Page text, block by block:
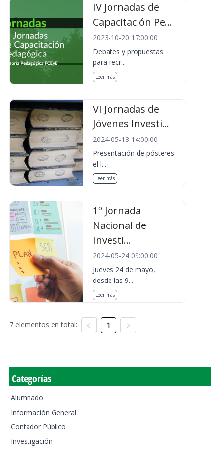
IV Jornadas de
Capacitación Pe...
2023-10-20 17:00:00
Debates y propuestas
para recr...
Leer más
VI Jornadas de
Jóvenes Investi...
2024-05-13 14:00:00
Presentación de pósteres:
el l...
Leer más
1º Jornada
Nacional de
Investi...
2024-05-24 09:00:00
Jueves 24 de mayo,
desde las 9...
Leer más
7 elementos en total: 1
Categorías
Alumnado
Información General
Contador Público
Investigación